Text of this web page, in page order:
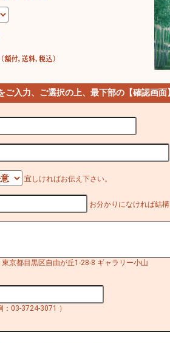
ご入力、ご選択の上、最下部の【確認画
宜しければお伝え下さい。
お分かりになければ結
東京都目黒区自由が丘1-28-8 ギャラリー小山
：03-3724-3071 ）